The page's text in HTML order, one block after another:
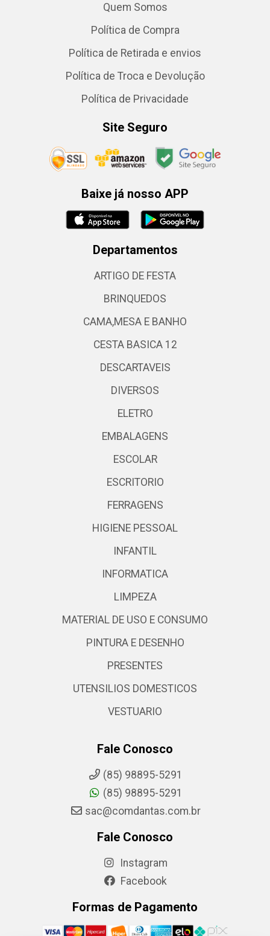
Quem Somos
Política de Compra
Política de Retirada e envios
Política de Troca e Devolução
Política de Privacidade
Site Seguro
Baixe já nosso APP
Departamentos
ARTIGO DE FESTA
BRINQUEDOS
CAMA,MESA E BANHO
CESTA BASICA 12
DESCARTAVEIS
DIVERSOS
ELETRO
EMBALAGENS
ESCOLAR
ESCRITORIO
FERRAGENS
HIGIENE PESSOAL
INFANTIL
INFORMATICA
LIMPEZA
MATERIAL DE USO E CONSUMO
PINTURA E DESENHO
PRESENTES
UTENSILIOS DOMESTICOS
VESTUARIO
Fale Conosco
(85) 98895-5291
(85) 98895-5291
sac@comdantas.com.br
Fale Conosco
Instagram
Facebook
Formas de Pagamento